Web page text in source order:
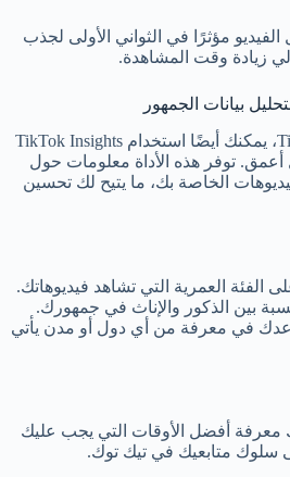
مؤثرًا في الثواني الأولى لجذب
زيادة وقت المشاهدة.
بالإضافة إلى TikTok Analytics، يمكنك أيضًا استخدام TikTok Insights
توفر هذه الأداة معلومات حول
الخاصة بك، ما يتيح لك تحسين
الفئة العمرية التي تشاهد فيديوهاتك.
بين الذكور والإناث في جمهورك.
في معرفة من أي دول أو مدن يأتي
معرفة أفضل الأوقات التي يجب عليك
سلوك متابعيك في تيك توك.